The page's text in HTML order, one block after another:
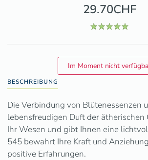
29.70CHF
BESCHREIBUNG
Die Verbindung von Blütenessenzen
lebensfreudigen Duft der ätherischen
Ihr Wesen und gibt Ihnen eine
545 bewahrt Ihre Kraft und
positive Erfahrungen.